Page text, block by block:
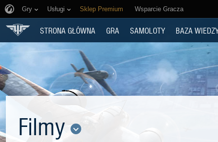
Gry Usługi Sklep Premium Wsparcie Gracza
STRONA GŁÓWNA GRA SAMOLOTY BAZA
Filmy